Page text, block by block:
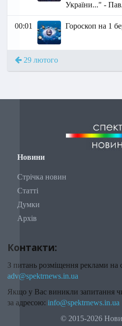
України..." -
00:01 Гороскоп на 1
29 лютого
Новини
Стрічка новин
Статті
Думки
Архів
Контакти:
З питань розміщення реклами на
adv@spektrnews.in.ua
Якщо у Вас виникли запитання
за адресою: info@spektrnews.in.ua
© 2015-2026